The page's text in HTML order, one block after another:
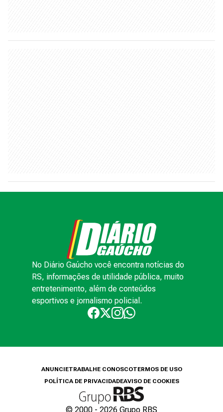
No Diário Gaúcho você encontra notícias do
RS, informações de utilidade pública, muito
entretenimento, além de conteúdos
esportivos e jornalismo policial.
ANUNCIETRABALHE CONOSCOTERMOS DE USO
POLÍTICA DE PRIVACIDADEAVISO DE COOKIES
© 2000 - 2026 Grupo RBS